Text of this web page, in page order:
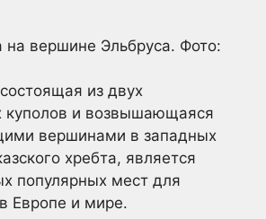
на вершине Эльбруса. Фото:
из двух
куполов и возвышающаяся
вершинами в западных
хребта, является
популярных мест для
Европе и мире.